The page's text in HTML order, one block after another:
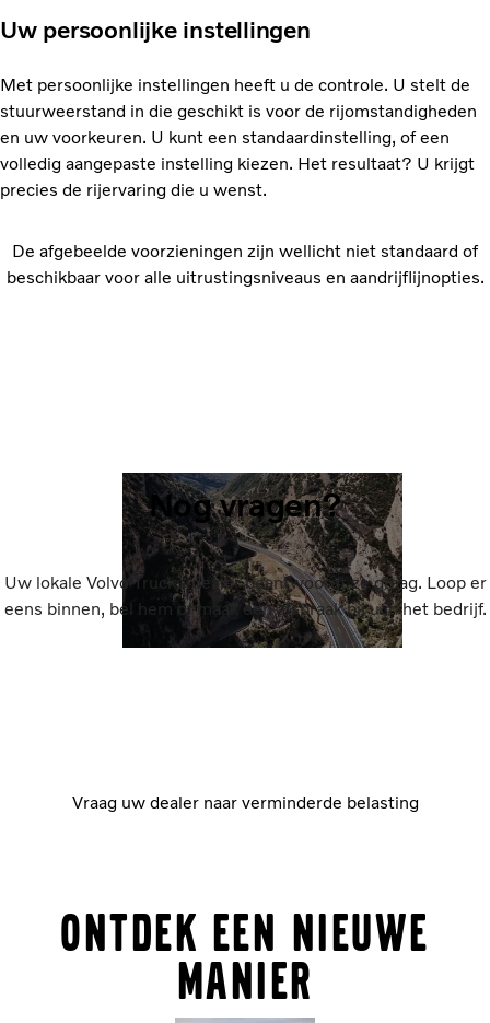
Uw persoonlijke instellingen
Met persoonlijke instellingen heeft u de controle. U stelt de
stuurweerstand in die geschikt is voor de rijomstandigheden
en uw voorkeuren. U kunt een standaardinstelling, of een
volledig aangepaste instelling kiezen. Het resultaat? U krijgt
precies de rijervaring die u wenst.
De afgebeelde voorzieningen zijn wellicht niet standaard of
beschikbaar voor alle uitrustingsniveaus en aandrijflijnopties.
Nog vragen?
Uw lokale Volvo Trucks-dealer beantwoordt ze graag. Loop er
eens binnen, bel hem of maak een afspraak bij u in het bedrijf.
Vraag uw dealer naar verminderde belasting
ONTDEK EEN NIEUWE
MANIER